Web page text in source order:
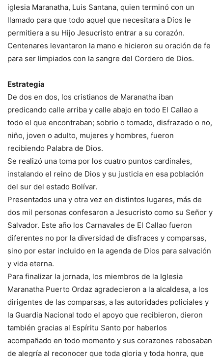
iglesia Maranatha, Luis Santana, quien terminó con un
llamado para que todo aquel que necesitara a Dios le
permitiera a su Hijo Jesucristo entrar a su corazón.
Centenares levantaron la mano e hicieron su oración de fe
para ser limpiados con la sangre del Cordero de Dios.
Estrategia
De dos en dos, los cristianos de Maranatha iban
predicando calle arriba y calle abajo en todo El Callao a
todo el que encontraban; sobrio o tomado, disfrazado o no,
niño, joven o adulto, mujeres y hombres, fueron
recibiendo Palabra de Dios.
Se realizó una toma por los cuatro puntos cardinales,
instalando el reino de Dios y su justicia en esa población
del sur del estado Bolívar.
Presentados una y otra vez en distintos lugares, más de
dos mil personas confesaron a Jesucristo como su Señor y
Salvador. Este año los Carnavales de El Callao fueron
diferentes no por la diversidad de disfraces y comparsas,
sino por estar incluido en la agenda de Dios para salvación
y vida eterna.
Para finalizar la jornada, los miembros de la Iglesia
Maranatha Puerto Ordaz agradecieron a la alcaldesa, a los
dirigentes de las comparsas, a las autoridades policiales y
la Guardia Nacional todo el apoyo que recibieron, dieron
también gracias al Espíritu Santo por haberlos
acompañado en todo momento y sus corazones rebosaban
de alegría al reconocer que toda gloria y toda honra, que